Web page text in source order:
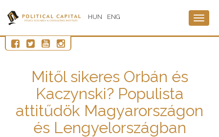
HUN ENG
Mitől sikeres Orbán és
Kaczynski? Populista
attitűdök Magyarországon
és Lengyelországban